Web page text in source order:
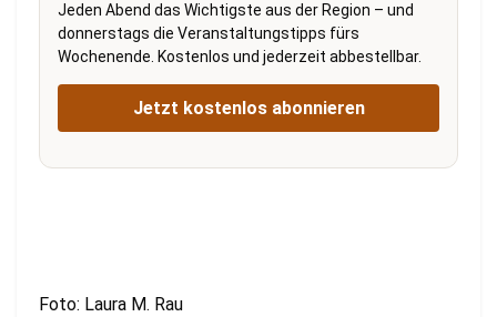
Jeden Abend das Wichtigste aus der Region – und
donnerstags die Veranstaltungstipps fürs
Wochenende. Kostenlos und jederzeit abbestellbar.
Jetzt kostenlos abonnieren
Foto: Laura M. Rau